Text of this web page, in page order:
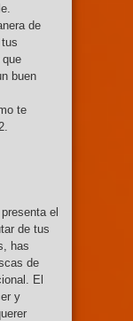
de
buen
te
el
de tus
has
de
El
y